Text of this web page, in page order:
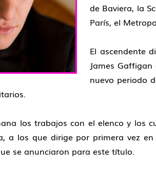
de Baviera, la
París, el
El ascendente
James
nuevo periodo
los trabajos con el elenco y los
a los que dirige por primera vez
se anunciaron para este título.